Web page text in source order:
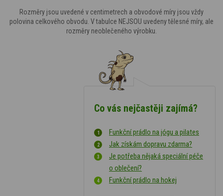
Rozměry jsou uvedené v centimetrech a obvodové míry jsou vždy
polovina celkového obvodu. V tabulce NEJSOU uvedeny tělesné míry, ale
rozměry neoblečeného výrobku.
Co vás nejčastěji zajímá?
Funkční prádlo na jógu a pilates
Jak získám dopravu zdarma?
Je potřeba nějaká speciální péče
o oblečení?
Funkční prádlo na hokej